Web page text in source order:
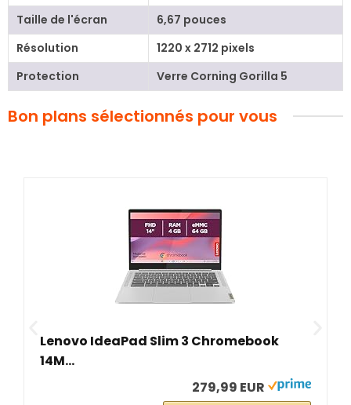
Taille de l'écran
6,67 pouces
Résolution
1220 x 2712 pixels
Protection
Verre Corning Gorilla 5
Bon plans sélectionnés pour vous
Lenovo IdeaPad Slim 3 Chromebook
14M...
279,99 EUR